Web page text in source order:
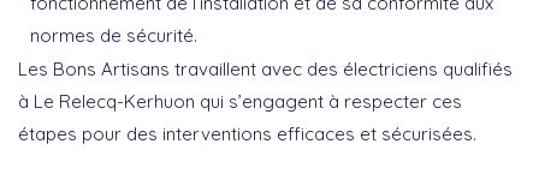
normes de sécurité.
Les Bons Artisans travaillent avec des électriciens qualifiés
à Le Relecq-Kerhuon qui s’engagent à respecter ces
étapes pour des interventions efficaces et sécurisées.